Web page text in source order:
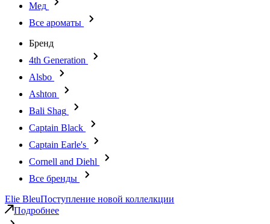
Мед
Все ароматы
Бренд
4th Generation
Alsbo
Ashton
Bali Shag
Captain Black
Captain Earle's
Cornell and Diehl
Все бренды
Elie BleuПоступление новой коллелкции
Подробнее